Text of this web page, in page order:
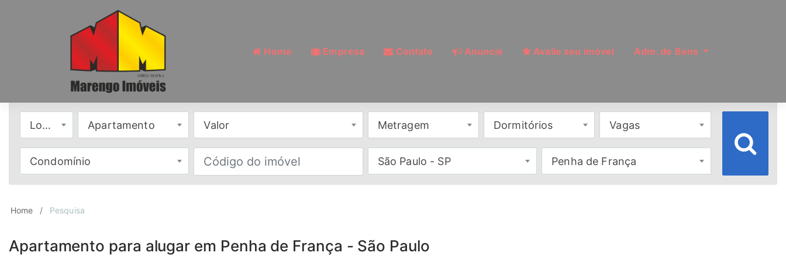
Home Empresa Contato Anuncie Avalie seu imóvel Adm. de Bens
Locação Apartamento Valor Metragem Dormitórios Vagas
Condomínio São Paulo - SP Penha de França
Home Pesquisa
Apartamento para alugar em Penha de França - São Paulo